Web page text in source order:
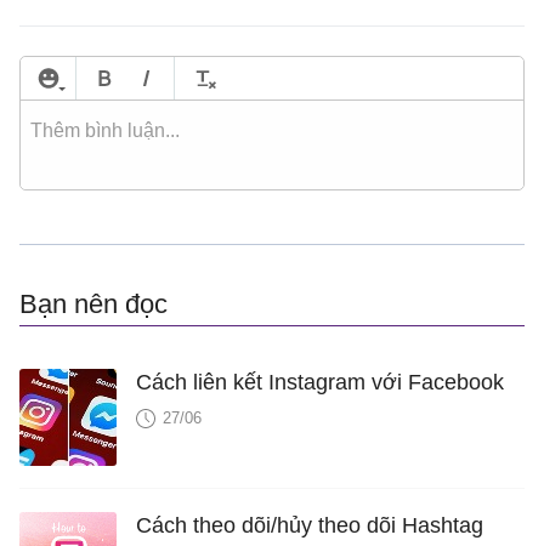
Bạn nên đọc
Cách liên kết Instagram với Facebook
27/06
Cách theo dõi/hủy theo dõi Hashtag